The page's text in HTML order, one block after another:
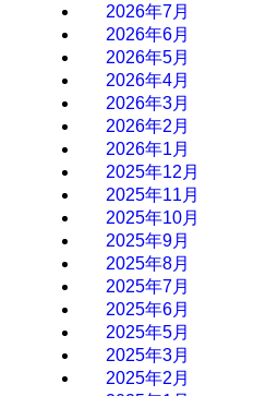
2026年7月
2026年6月
2026年5月
2026年4月
2026年3月
2026年2月
2026年1月
2025年12月
2025年11月
2025年10月
2025年9月
2025年8月
2025年7月
2025年6月
2025年5月
2025年3月
2025年2月